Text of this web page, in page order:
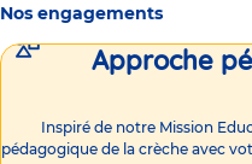
Nos engagements
Approche
Inspiré de notre Mission
pédagogique de la crèche avec